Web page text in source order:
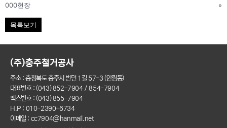
000현장 »
목록보기
(주)충주철거공사
주소 : 충청북도 충주시 번던 1길 57-3 (안림동)
대표번호 : (043) 852-7904 / 854-7904
팩스번호 : (043) 855-7904
H.P : 010-2390-6734
이메일 : cc7904@hanmail.net